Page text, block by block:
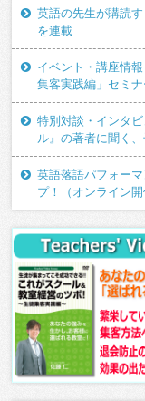
英語の先生が購読
を連載
イベント・講座情
集客実践編」セミナ
特別対談・インタ
ル』の著者に聞く
英語落語パフォー
プ！（オンライン開